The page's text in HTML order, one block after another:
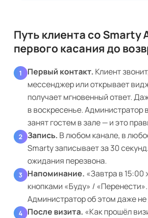
Путь клиента со Smarty
первого касания до
1 Первый контакт. Клиент
мессенджер или открывает
получает мгновенный ответ.
в воскресенье. Администратор
занят гостем в зале — и это
2 Запись. В любом канале, в
Smarty записывает за 30
ожидания перезвона.
3 Напоминание. «Завтра в
кнопками «Буду» / «Перенести».
Администратор об этом даже не
4 После визита. «Как прошёл